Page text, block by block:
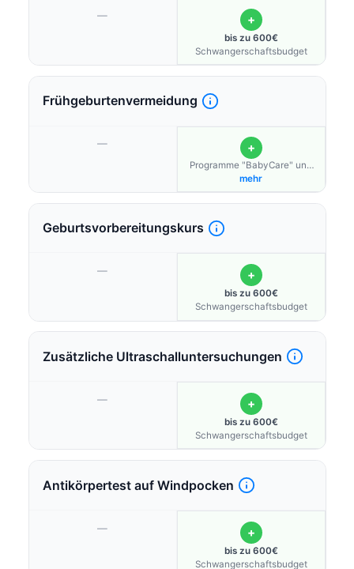
— +
bis zu 600€
Schwangerschaftsbudget
Frühgeburtenvermeidung
— +
Programme "BabyCare" und
"Hallo Baby"
mehr
Geburtsvorbereitungskurs
— +
bis zu 600€
Schwangerschaftsbudget
Zusätzliche Ultraschalluntersuchungen
— +
bis zu 600€
Schwangerschaftsbudget
Antikörpertest auf Windpocken
— +
bis zu 600€
Schwangerschaftsbudget